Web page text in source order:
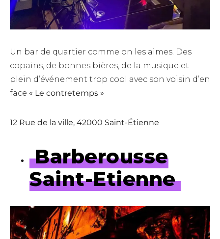
Un bar de quartier comme on les aimes. Des
copains, de bonnes bières, de la musique et
plein d’événement trop cool avec son voisin d’en
face « Le contretemps »
12 Rue de la ville, 42000 Saint-Étienne
Barberousse
Saint-Etienne